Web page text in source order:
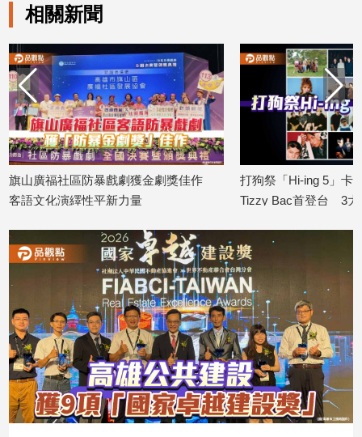
影
專
區
合
作
媒
體
投
稿
區
【我
的
觀
點】
相關新聞
旗山廣福社區防暴戲劇獲金劇獎佳作
客語文化演繹性平新力量
打狗祭「Hi-ing 5」
Tizzy Bac首登台 3大
2026/08/10